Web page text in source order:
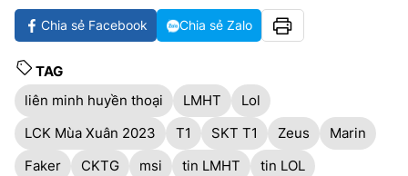
Chia sẻ Facebook Chia sẻ Zalo
TAG
liên minh huyền thoại
LMHT
Lol
LCK Mùa Xuân 2023
T1 SKT T1 Zeus
Marin
Faker
CKTG msi tin LMHT tin LOL